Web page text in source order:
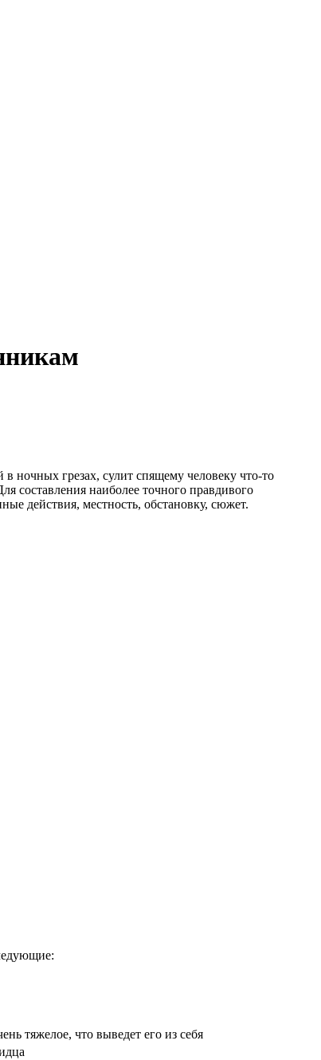
ночных грезах, сулит спящему человеку что-то
составления наиболее точного правдивого
действия, местность, обстановку, сюжет.
тяжелое, что выведет его из себя